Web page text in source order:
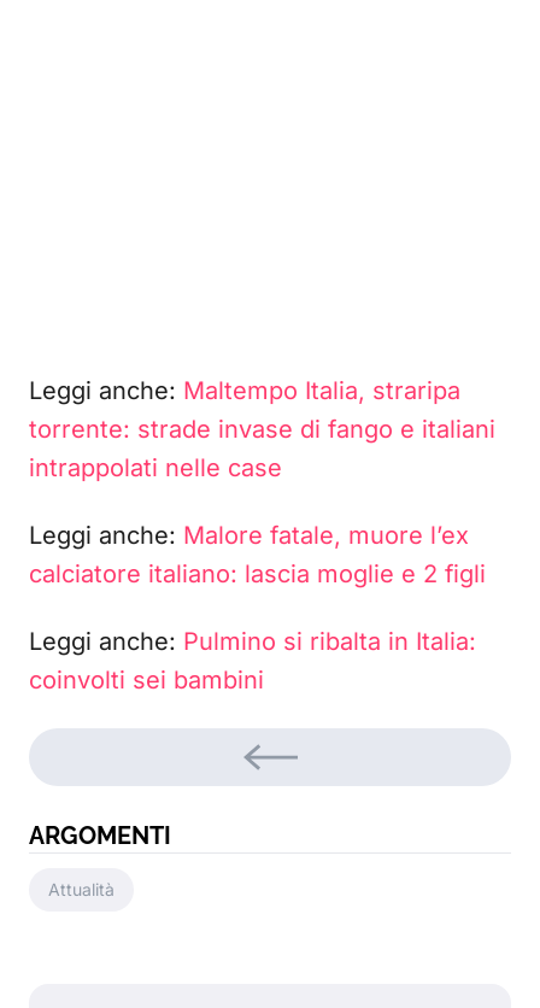
Leggi anche: Maltempo Italia, straripa
torrente: strade invase di fango e italiani
intrappolati nelle case
Leggi anche: Malore fatale, muore l’ex
calciatore italiano: lascia moglie e 2 figli
Leggi anche: Pulmino si ribalta in Italia:
coinvolti sei bambini
ARGOMENTI
Attualità